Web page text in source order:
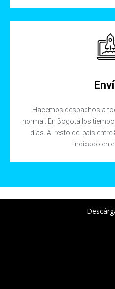
Hacemos despachos a
normal. En Bogotá los
días. Al resto del país
indicado en